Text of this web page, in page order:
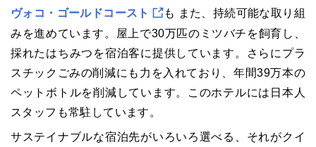
ヴォコ・ゴールドコースト
も また、持続可能な取り組
みを進めています。屋上で30万匹のミツバチを飼育し、
採れたはちみつを宿泊客に提供しています。さらにプラ
スチックごみの削減にも力を入れており、年間39万本の
ペットボトルを削減しています。このホテルには日本人
スタッフも常駐しています。
サステイナブルな宿泊先がいろいろ選べる、それがクイ